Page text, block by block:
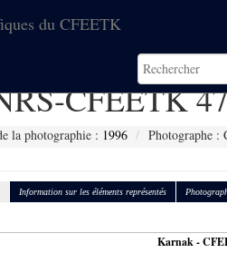
du CFEETK
CFEETK
la photographie : 1996 Photographe :
Information sur les éléments représentés